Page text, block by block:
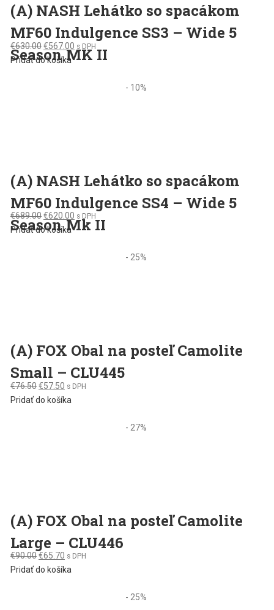
(A) NASH Lehátko so spacákom
MF60 Indulgence SS3 – Wide 5
Season MK II
€630.00Original
price
€567.00 Current
price
s DPH
Pridať do košíka
- 10%
(A) NASH Lehátko so spacákom
MF60 Indulgence SS4 – Wide 5
Season Mk II
€689.00Original
price
€620.00 Current
price
s DPH
Pridať do košíka
- 25%
(A) FOX Obal na posteľ Camolite
Small – CLU445
€76.50Original
price
€57.50 Current
price
s DPH
Pridať do košíka
- 27%
(A) FOX Obal na posteľ Camolite
Large – CLU446
€90.00Original
price
€65.70 Current
price
s DPH
Pridať do košíka
- 25%